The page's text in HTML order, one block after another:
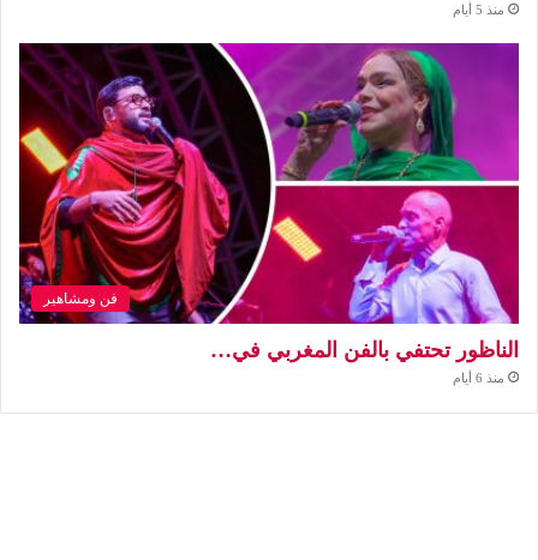
منذ 5 أيام
فن ومشاهير
الناظور تحتفي بالفن المغربي في…
منذ 6 أيام